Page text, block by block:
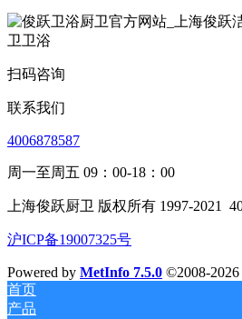
扫码咨询
联系我们
4006878587
周一至周五 09：00-18：00
上海俊跃厨卫 版权所有 1997-2021
沪ICP备19007325号
Powered by MetInfo 7.5.0 ©2008-2026
首页
产品